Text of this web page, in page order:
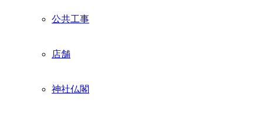
公共工事
店舗
神社仏閣